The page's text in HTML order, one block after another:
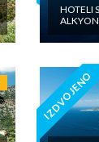
HOTELI
IZDVOJENO